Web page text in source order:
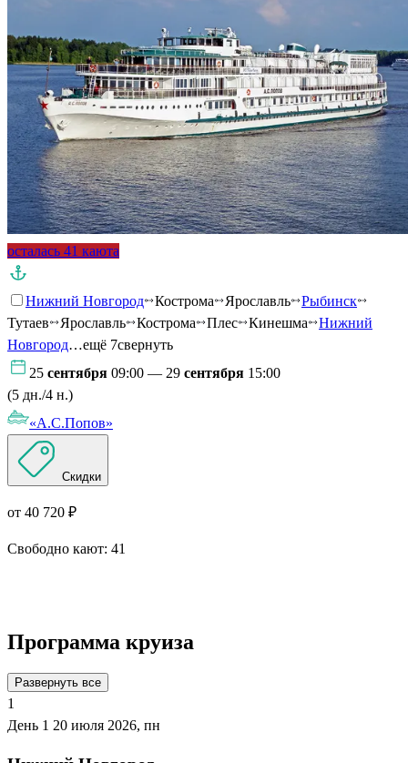
осталась 41 каюта
Нижний Новгород Кострома Ярославль
Рыбинск
Тутаев
Ярославль Кострома Плес Кинешма
Нижний
Новгород…ещё 7свернуть
25 сентября 09:00 — 29 сентября 15:00
(5 дн./4 н.)
«А.С.Попов»
Скидки
от 40 720 ₽
Свободно кают: 41
Программа круиза
Развернуть все
1
День 1 20 июля 2026, пн